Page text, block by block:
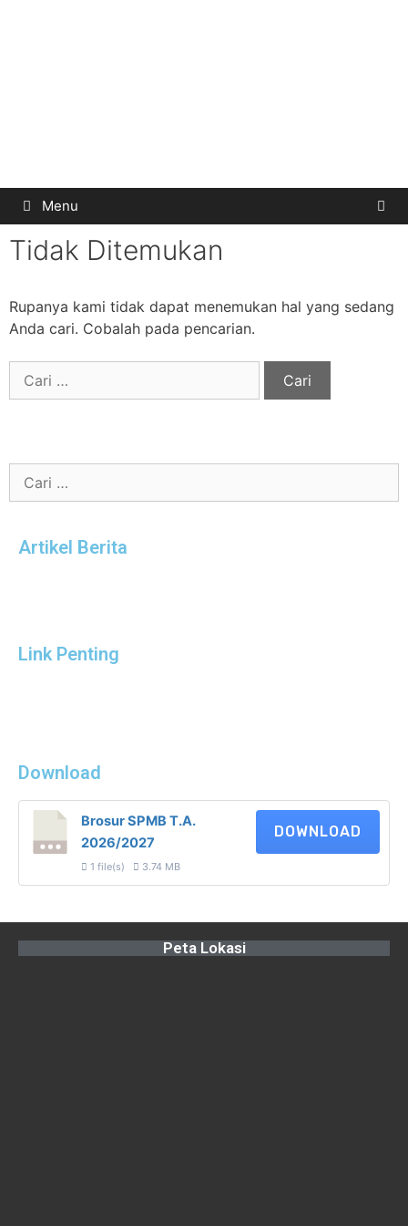
Menu
Tidak Ditemukan
Rupanya kami tidak dapat menemukan hal yang sedang
Anda cari. Cobalah pada pencarian.
Artikel Berita
Link Penting
Download
Brosur SPMB T.A.
2026/2027
1 file(s) 3.74 MB
DOWNLOAD
Peta Lokasi